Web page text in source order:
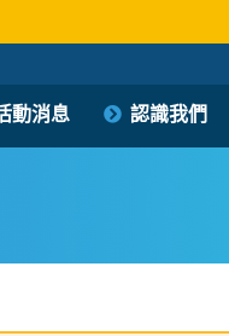
動消息
認識我們